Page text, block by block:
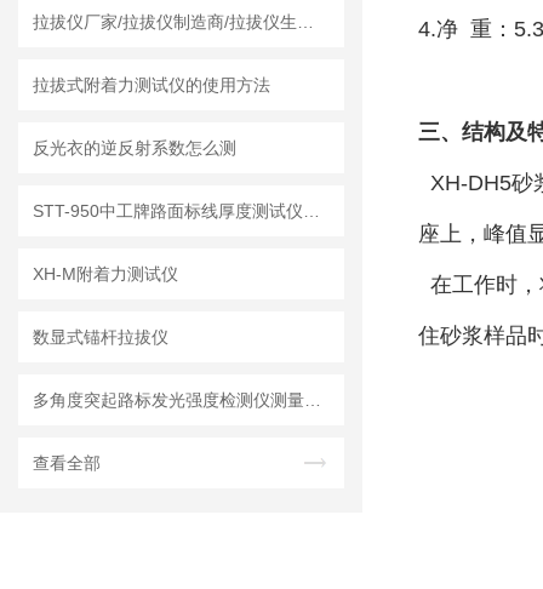
拉拔式附着力测试仪的使用方法
反光衣的逆反射系数怎么测
XH-M附着力测试仪
数显式锚杆拉拔仪
查看全部
4.净 重：
三、结构及
XH-DH5砂
座上，峰值
在工作时
住砂浆样品